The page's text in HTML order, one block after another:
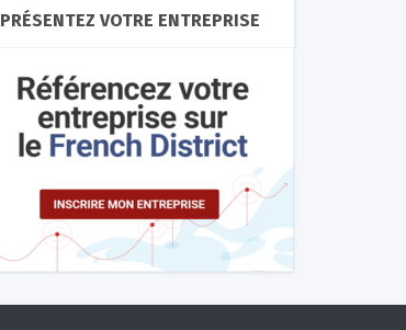
PRÉSENTEZ VOTRE ENTREPRISE